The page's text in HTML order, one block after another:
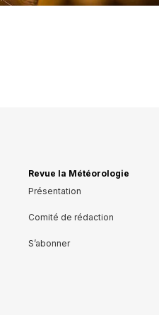
Revue la Météorologie
Présentation
Comité de rédaction
S’abonner